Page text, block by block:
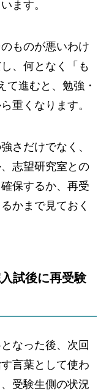
ます。
ものが悪いわけ
、何となく「も
て進むと、勉強・
重くなります。
さだけでなく、
志望研究室との
保するか、再受
かまで見ておく
試後に再受験
なった後、次回
言葉として使わ
受験生側の状況